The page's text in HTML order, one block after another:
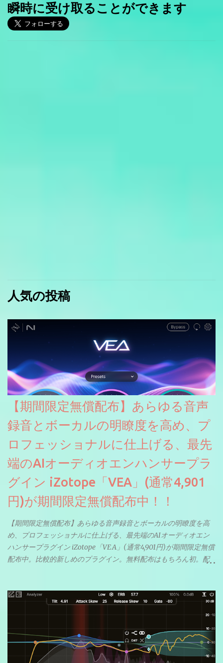
瞬時に受け取ることができます
人気の投稿
【期間限定無償配布】あらゆる音声
録音とボーカルの明瞭度を高め、プ
ロフェッショナルに仕上げる、最先
端のAIオーディオエンハンサープラ
グイン iZotope「VEA」(通常4,901
円)が期間限定無償配布中！！
【期間限定無償配布】あらゆる音声録音とボーカルの明瞭度を高
め、プロフェッショナルに仕上げる、最先端のAIオーディオエン
ハンサープラグイン iZotope「VEA」(通常4,901円)が期間限定無償
配布中。比較的新しめのプラグイン。無料配布はもちろん初。配